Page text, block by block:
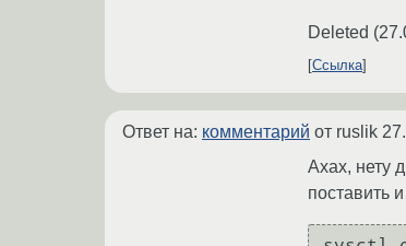
Deleted (
Ссылка
Ответ на: комментарий от ruslik
Ахах, нету
поставить